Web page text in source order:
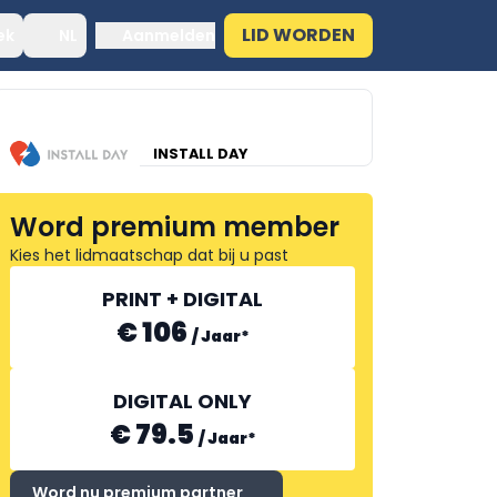
LID WORDEN
INSTALL DAY
Word premium member
Kies het lidmaatschap dat bij u past
PRINT + DIGITAL
€ 106 /Jaar*
DIGITAL ONLY
€ 79.5 /Jaar*
Word nu premium partner